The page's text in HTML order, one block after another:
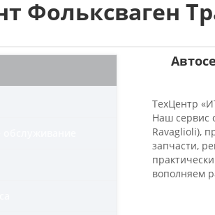
Фольксваген
ТехЦентр
Наш сервис
Ravaglioli),
запчасти,
вополняем